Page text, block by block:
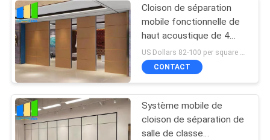
Cloison de séparation
mobile fonctionnelle de
haut acoustique de 4
mètres pour l'église
US Dollars 82-100 per square meter MOQ:Aucun MOQ, accueil de petite quantité
CONTACT
Système mobile de
cloison de séparation de
salle de classe